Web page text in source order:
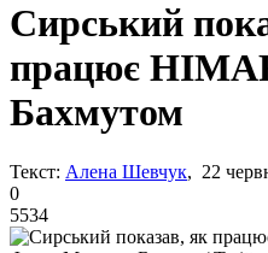
Сирський
працює
Бахмутом
Текст: Алена Шевчук, 22
0
5534